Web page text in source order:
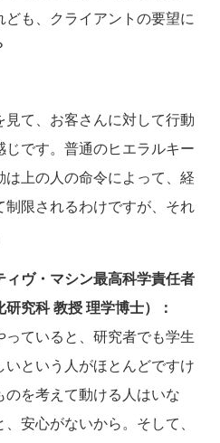
も、クライアントの要望に
て、お客さんに対して行動
です。普通のヒエラルキー
上の人の命令によって、経
限されるわけですが、それ
ヴ・マシン最高科学責任者
究科 教授 理学博士）：
ていると、研究者でも学生
という人がほとんどですけ
を考えて動ける人はいな
安心がないから。そして、